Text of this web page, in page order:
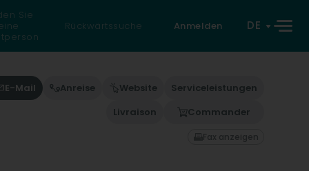
Sie
Rückwärtssuche Anmelden DE
E-Mail Anreise Website
Serviceleistungen
Livraison
Commander
Fax anzeigen